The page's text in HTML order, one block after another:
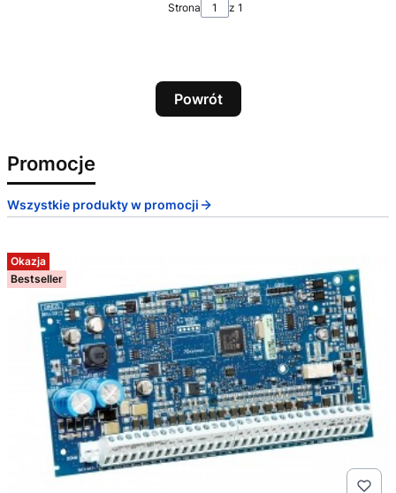
Strona z 1
Powrót
Promocje
Wszystkie produkty w promocji
Okazja
Bestseller